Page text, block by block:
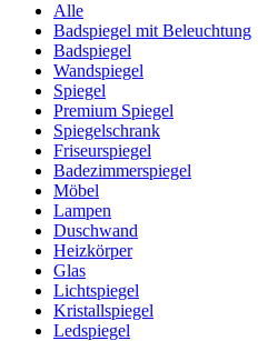
Alle
Badspiegel mit Beleuchtung
Badspiegel
Wandspiegel
Spiegel
Premium Spiegel
Spiegelschrank
Friseurspiegel
Badezimmerspiegel
Möbel
Lampen
Duschwand
Heizkörper
Glas
Lichtspiegel
Kristallspiegel
Ledspiegel